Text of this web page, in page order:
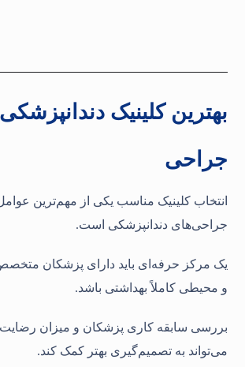
بهترین کلینیک
جراحی
انتخاب کلینیک مناسب یکی از مهم‌ترین
جراحی‌های دندانپزشکی است.
یک مرکز حرفه‌ای باید دارای پزشکان
و محیطی کاملاً بهداشتی باشد.
بررسی سابقه کاری پزشکان و میزان رضایت
می‌تواند به تصمیم‌گیری بهتر کمک کند.